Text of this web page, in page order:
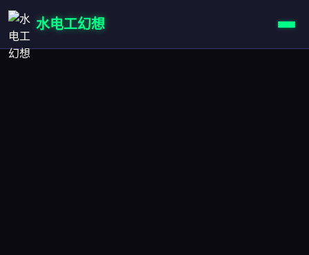
水电工幻想